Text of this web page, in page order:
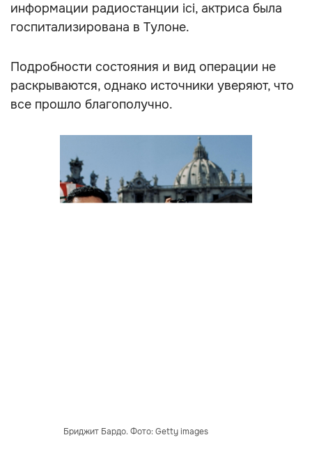
информации радиостанции ici, актриса была
госпитализирована в Тулоне.
Подробности состояния и вид операции не
раскрываются, однако источники уверяют, что
все прошло благополучно.
Бриджит Бардо. Фото: Getty images